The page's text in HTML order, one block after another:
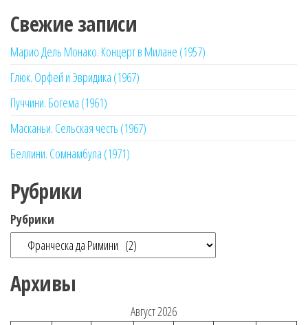
Свежие записи
Марио Дель Монако. Концерт в Милане (1957)
Глюк. Орфей и Эвридика (1967)
Пуччини. Богема (1961)
Масканьи. Сельская честь (1967)
Беллини. Сомнамбула (1971)
Рубрики
Рубрики
Архивы
Август 2026